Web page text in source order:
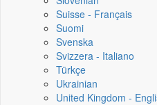
Suisse - Français
Suomi
Svenska
Svizzera - Italiano
Türkçe
Ukrainian
United Kingdom -